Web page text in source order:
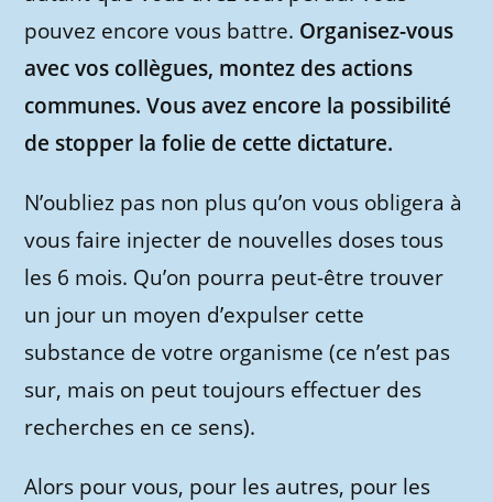
pouvez encore vous battre. Organisez-vous
avec vos collègues, montez des actions
communes. Vous avez encore la possibilité
de stopper la folie de cette dictature.
N’oubliez pas non plus qu’on vous obligera à
vous faire injecter de nouvelles doses tous
les 6 mois. Qu’on pourra peut-être trouver
un jour un moyen d’expulser cette
substance de votre organisme (ce n’est pas
sur, mais on peut toujours effectuer des
recherches en ce sens).
Alors pour vous, pour les autres, pour les